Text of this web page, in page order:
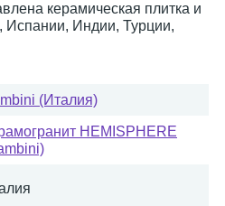
керамическая плитка и
Испании, Индии, Турции,
(Италия)
HEMISPHERE